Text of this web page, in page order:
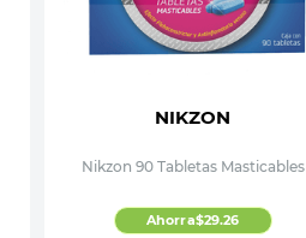
NIKZON
Nikzon 90 Tabletas Masticables
Ahorra$29.26